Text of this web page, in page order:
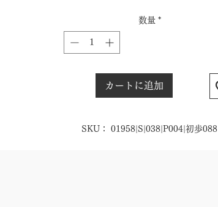
数量 *
カートに追加
SKU： 01958|S|038|P004|初歩088